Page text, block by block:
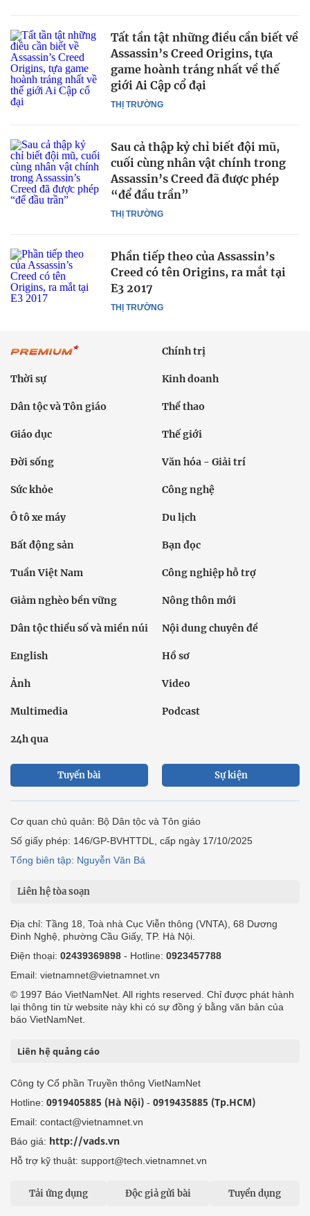
THỊ TRƯỜNG
Tất tần tật những điều cần biết về
Assassin’s Creed Origins, tựa
game hoành tráng nhất về thế
giới Ai Cập cổ đại
THỊ TRƯỜNG
Sau cả thập kỷ chỉ biết đội mũ,
cuối cùng nhân vật chính trong
Assassin’s Creed đã được phép
“để đầu trần”
THỊ TRƯỜNG
Phần tiếp theo của Assassin’s
Creed có tên Origins, ra mắt tại
E3 2017
Chính trị
Thời sự Kinh doanh
Dân tộc và Tôn giáo Thể thao
Giáo dục Thế giới
Đời sống Văn hóa - Giải trí
Sức khỏe Công nghệ
Ô tô xe máy Du lịch
Bất động sản Bạn đọc
Tuần Việt Nam Công nghiệp hỗ trợ
Giảm nghèo bền vững Nông thôn mới
Dân tộc thiểu số và miền núi Nội dung chuyên đề
English Hồ sơ
Ảnh Video
Multimedia Podcast
24h qua
Tuyến bài Sự kiện
Cơ quan chủ quản: Bộ Dân tộc và Tôn giáo
Số giấy phép: 146/GP-BVHTTDL, cấp ngày 17/10/2025
Tổng biên tập: Nguyễn Văn Bá
Liên hệ tòa soạn
Địa chỉ: Tầng 18, Toà nhà Cục Viễn thông (VNTA), 68 Dương
Đình Nghệ, phường Cầu Giấy, TP. Hà Nội.
Điện thoại: 02439369898 - Hotline: 0923457788
Email: vietnamnet@vietnamnet.vn
© 1997 Báo VietNamNet. All rights reserved. Chỉ được phát hành
lại thông tin từ website này khi có sự đồng ý bằng văn bản của
báo VietNamNet.
Liên hệ quảng cáo
Công ty Cổ phần Truyền thông VietNamNet
Hotline: 0919405885 (Hà Nội) - 0919435885 (Tp.HCM)
Email: contact@vietnamnet.vn
Báo giá: http://vads.vn
Hỗ trợ kỹ thuật: support@tech.vietnamnet.vn
Tải ứng dụng Độc giả gửi bài Tuyển dụng